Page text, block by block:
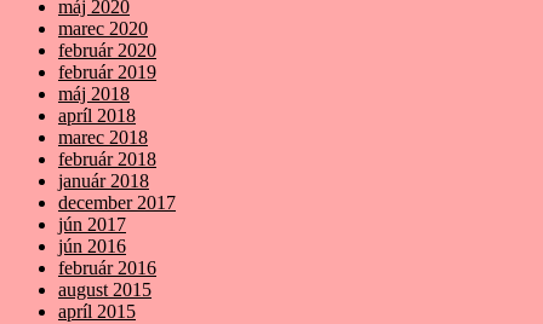
máj 2020
marec 2020
február 2020
február 2019
máj 2018
apríl 2018
marec 2018
február 2018
január 2018
december 2017
jún 2017
jún 2016
február 2016
august 2015
apríl 2015